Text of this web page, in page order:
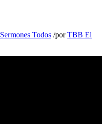
Sermones Todos /porTBB El